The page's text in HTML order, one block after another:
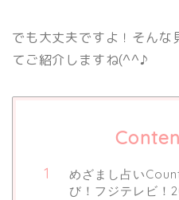
でも大丈夫ですよ！そんな
てご紹介しますね(^^♪
めざまし占い
び！フジテレビ！